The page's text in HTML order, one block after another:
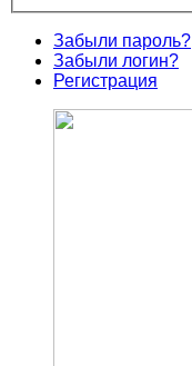
Забыли пароль?
Забыли логин?
Регистрация